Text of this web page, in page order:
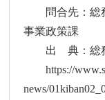
問合先：総務
事業政策課
出 典：総務
https://
news/